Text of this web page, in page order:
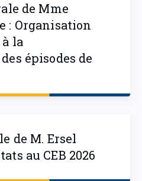
de Mme
: Organisation
à la
épisodes de
de M. Ersel
au CEB 2026